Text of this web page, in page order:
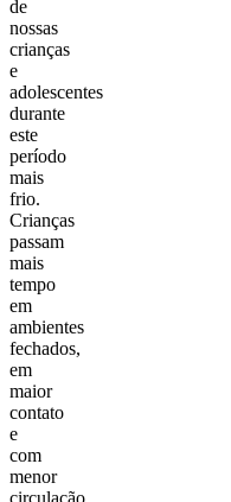
de
nossas
crianças
e
adolescentes
durante
este
período
mais
frio.
Crianças
passam
mais
tempo
em
ambientes
fechados,
em
maior
contato
e
com
menor